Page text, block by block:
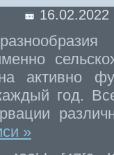
16.02.2022
активно
год.
»